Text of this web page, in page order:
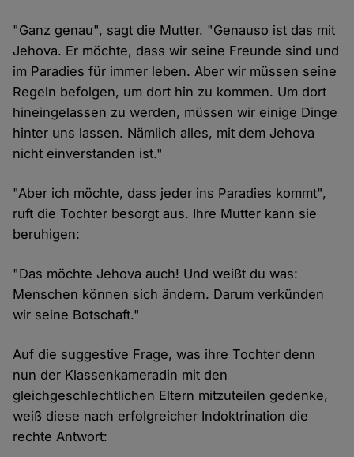
"Ganz genau", sagt die Mutter. "Genauso ist das mit
Jehova. Er möchte, dass wir seine Freunde sind und
im Paradies für immer leben. Aber wir müssen seine
Regeln befolgen, um dort hin zu kommen. Um dort
hineingelassen zu werden, müssen wir einige Dinge
hinter uns lassen. Nämlich alles, mit dem Jehova
nicht einverstanden ist."
"Aber ich möchte, dass jeder ins Paradies kommt",
ruft die Tochter besorgt aus. Ihre Mutter kann sie
beruhigen:
"Das möchte Jehova auch! Und weißt du was:
Menschen können sich ändern. Darum verkünden
wir seine Botschaft."
Auf die suggestive Frage, was ihre Tochter denn
nun der Klassenkameradin mit den
gleichgeschlechtlichen Eltern mitzuteilen gedenke,
weiß diese nach erfolgreicher Indoktrination die
rechte Antwort: